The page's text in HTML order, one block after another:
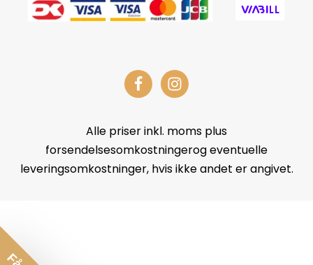
Alle priser inkl. moms plus
forsendelsesomkostningerog eventuelle
leveringsomkostninger, hvis ikke andet er angivet.